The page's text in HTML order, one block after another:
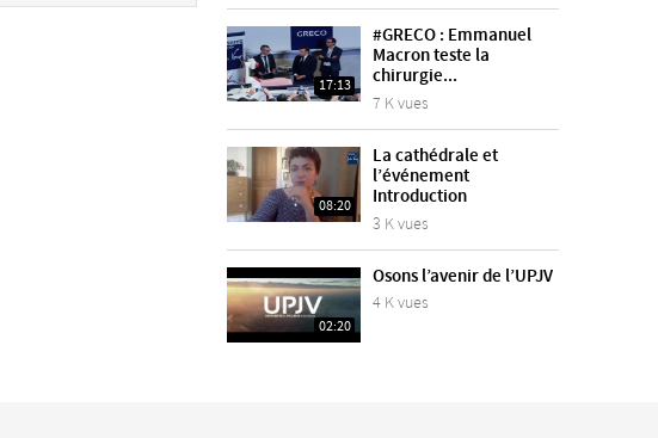
17:13
#GRECO : Emmanuel
Macron teste la
chirurgie...
7 K vues
08:20
La cathédrale et
l’événement
Introduction
3 K vues
02:20
Osons l’avenir de l’UPJV
4 K vues